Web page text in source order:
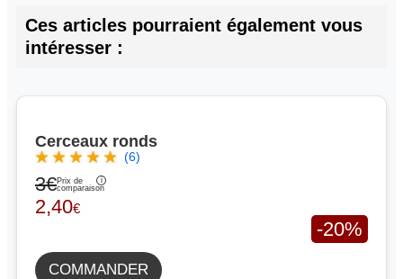
Ces articles pourraient également vous
intéresser :
Cerceaux ronds
(6)
3€Prix de
comparaison
2,40€
-20%
COMMANDER